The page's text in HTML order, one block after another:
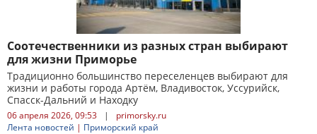
Соотечественники из разных стран выбирают
для жизни Приморье
Традиционно большинство переселенцев выбирают для
жизни и работы города Артём, Владивосток, Уссурийск,
Спасск-Дальний и Находку
06 апреля 2026, 09:53 |
primorsky.ru
Лента новостей | Приморский край